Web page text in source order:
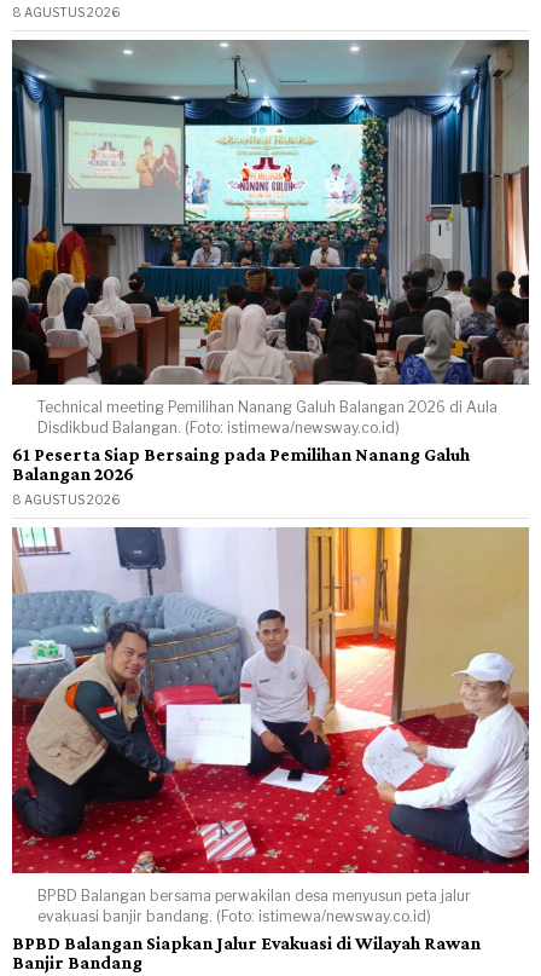
8 AGUSTUS 2026
Technical meeting Pemilihan Nanang Galuh Balangan 2026 di Aula
Disdikbud Balangan. (Foto: istimewa/newsway.co.id)
61 Peserta Siap Bersaing pada Pemilihan Nanang Galuh
Balangan 2026
8 AGUSTUS 2026
BPBD Balangan bersama perwakilan desa menyusun peta jalur
evakuasi banjir bandang. (Foto: istimewa/newsway.co.id)
BPBD Balangan Siapkan Jalur Evakuasi di Wilayah Rawan
Banjir Bandang